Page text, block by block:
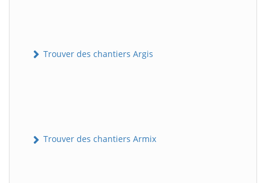
Trouver des chantiers Argis
Trouver des chantiers Armix